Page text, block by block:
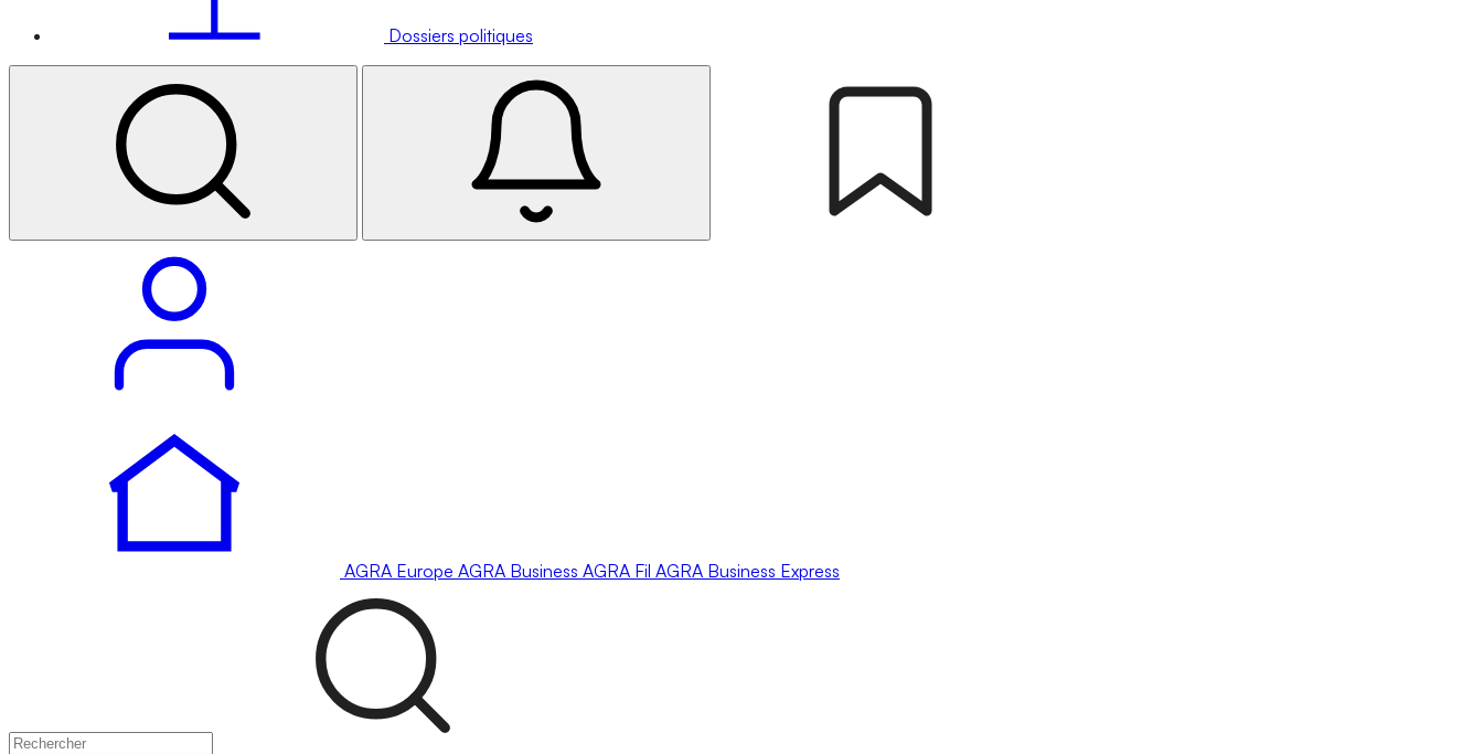
Dossiers politiques
AGRA Europe AGRA Business AGRA Fil AGRA Business Express